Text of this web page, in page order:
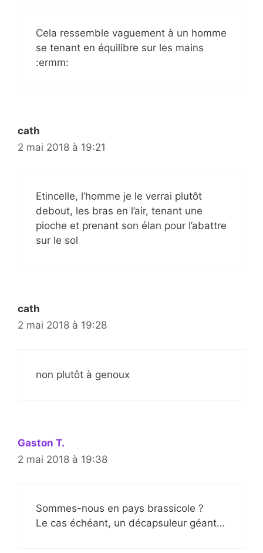
Cela ressemble vaguement à un homme
se tenant en équilibre sur les mains
:ermm:
cath
2 mai 2018 à 19:21
Etincelle, l’homme je le verrai plutôt
debout, les bras en l’air, tenant une
pioche et prenant son élan pour l’abattre
sur le sol
cath
2 mai 2018 à 19:28
non plutôt à genoux
Gaston T.
2 mai 2018 à 19:38
Sommes-nous en pays brassicole ?
Le cas échéant, un décapsuleur géant…